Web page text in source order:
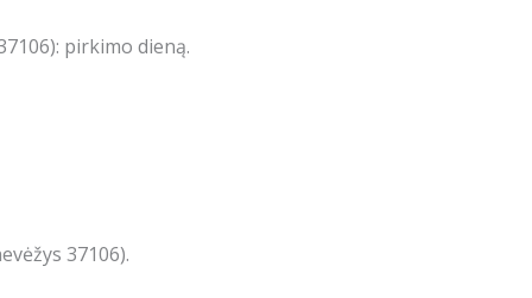
pirkimo dieną.
37106).